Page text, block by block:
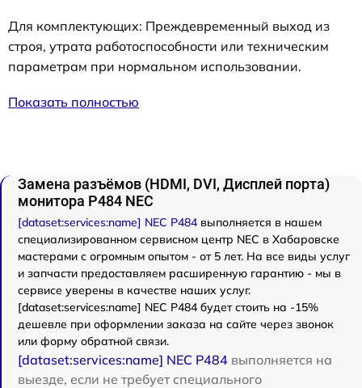
Для комплектующих: Преждевременный выход из
строя, утрата работоспособности или техническим
параметрам при нормальном использовании.
Показать полностью
Замена разъёмов (HDMI, DVI, Дисплей порта)
монитора P484 NEC
[dataset:services:name] NEC P484 выполняется в нашем
специализированном сервисном центр NEC в Хабаровске
мастерами с огромным опытом - от 5 лет. На все виды услуг
и запчасти предоставляем расширенную гарантию - мы в
сервисе уверены в качестве наших услуг.
[dataset:services:name] NEC P484 будет стоить на -15%
дешевле при оформлении заказа на сайте через звонок
или форму обратной связи.
[dataset:services:name] NEC P484 выполняется на
выезде, если не требует специального